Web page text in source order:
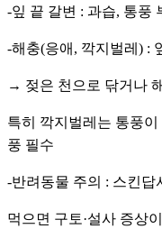
-잎 끝 갈변 : 과습, 통풍
-해충(응애, 깍지벌레) :
→ 젖은 천으로 닦거나
특히 깍지벌레는 통풍
풍 필수
-반려동물 주의 : 스킨답
먹으면 구토·설사 증상